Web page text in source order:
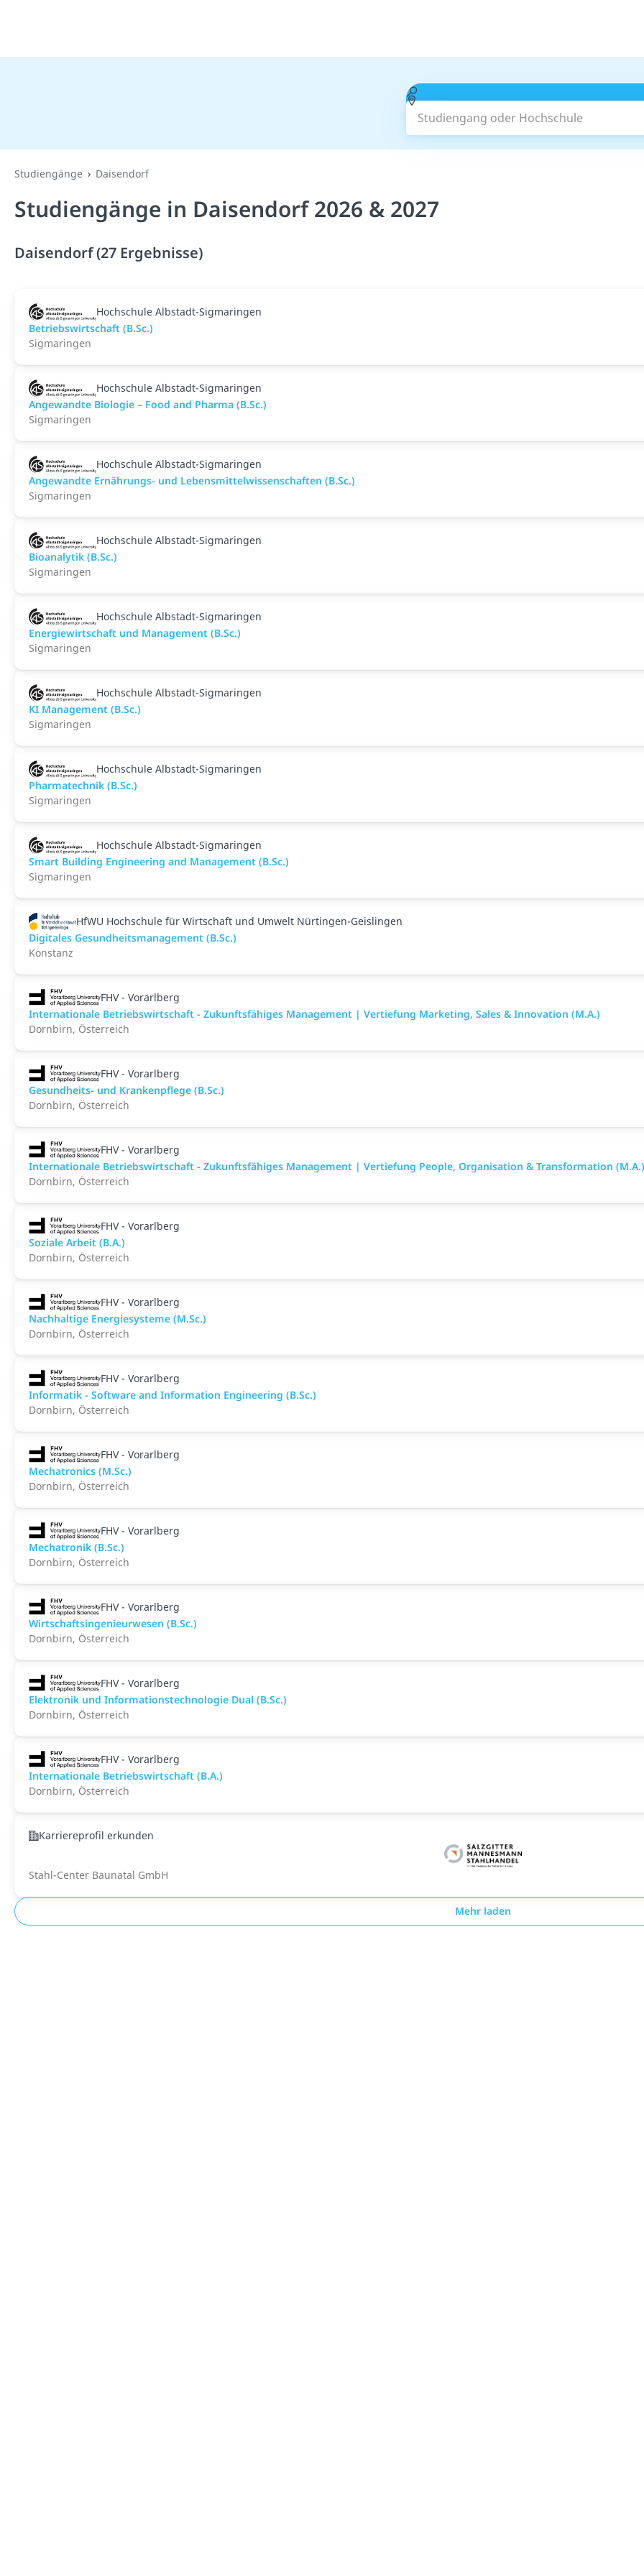
Studiengang oder Hochschule
Studiengänge Daisendorf
Studiengänge in Daisendorf 2026 & 2027
Daisendorf (27 Ergebnisse)
Hochschule Albstadt-Sigmaringen
Betriebswirtschaft (B.Sc.)
Sigmaringen
Hochschule Albstadt-Sigmaringen
Angewandte Biologie – Food and Pharma (B.Sc.)
Sigmaringen
Hochschule Albstadt-Sigmaringen
Angewandte Ernährungs- und Lebensmittelwissenschaften (B.Sc.)
Sigmaringen
Hochschule Albstadt-Sigmaringen
Bioanalytik (B.Sc.)
Sigmaringen
Hochschule Albstadt-Sigmaringen
Energiewirtschaft und Management (B.Sc.)
Sigmaringen
Hochschule Albstadt-Sigmaringen
KI Management (B.Sc.)
Sigmaringen
Hochschule Albstadt-Sigmaringen
Pharmatechnik (B.Sc.)
Sigmaringen
Hochschule Albstadt-Sigmaringen
Smart Building Engineering and Management (B.Sc.)
Sigmaringen
HfWU Hochschule für Wirtschaft und Umwelt Nürtingen-Geislingen
Digitales Gesundheitsmanagement (B.Sc.)
Konstanz
FHV - Vorarlberg
Internationale Betriebswirtschaft - Zukunftsfähiges Management | Vertiefung Marketing, Sales & Innovation (M.A.)
Dornbirn, Österreich
FHV - Vorarlberg
Gesundheits- und Krankenpflege (B.Sc.)
Dornbirn, Österreich
FHV - Vorarlberg
Internationale Betriebswirtschaft - Zukunftsfähiges Management | Vertiefung People, Organisation & Transformation (M.A.)
Dornbirn, Österreich
FHV - Vorarlberg
Soziale Arbeit (B.A.)
Dornbirn, Österreich
FHV - Vorarlberg
Nachhaltige Energiesysteme (M.Sc.)
Dornbirn, Österreich
FHV - Vorarlberg
Informatik - Software and Information Engineering (B.Sc.)
Dornbirn, Österreich
FHV - Vorarlberg
Mechatronics (M.Sc.)
Dornbirn, Österreich
FHV - Vorarlberg
Mechatronik (B.Sc.)
Dornbirn, Österreich
FHV - Vorarlberg
Wirtschaftsingenieurwesen (B.Sc.)
Dornbirn, Österreich
FHV - Vorarlberg
Elektronik und Informationstechnologie Dual (B.Sc.)
Dornbirn, Österreich
FHV - Vorarlberg
Internationale Betriebswirtschaft (B.A.)
Dornbirn, Österreich
Karriereprofil erkunden
Stahl-Center Baunatal GmbH
Mehr laden